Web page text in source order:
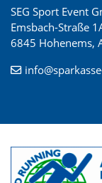
SEG Sport Event
Emsbach-Straße
6845 Hohenems,